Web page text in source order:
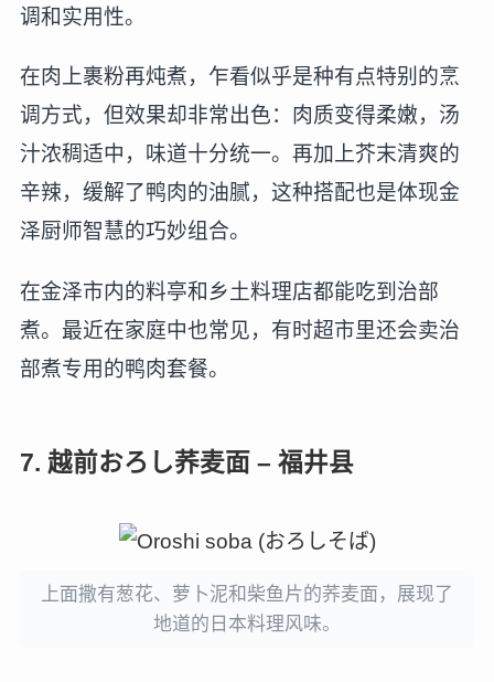
调和实用性。
在肉上裹粉再炖煮，乍看似乎是种有点特别的烹
调方式，但效果却非常出色：肉质变得柔嫩，汤
汁浓稠适中，味道十分统一。再加上芥末清爽的
辛辣，缓解了鸭肉的油腻，这种搭配也是体现金
泽厨师智慧的巧妙组合。
在金泽市内的料亭和乡土料理店都能吃到治部
煮。最近在家庭中也常见，有时超市里还会卖治
部煮专用的鸭肉套餐。
7. 越前おろし荞麦面 – 福井县
上面撒有葱花、萝卜泥和柴鱼片的荞麦面，展现了
地道的日本料理风味。